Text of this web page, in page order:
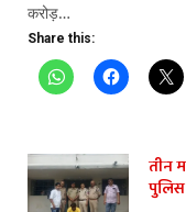
करोड़…
Share this:
तीन
पुलिस